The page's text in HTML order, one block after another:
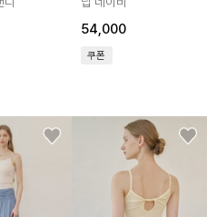
54,000
쿠폰